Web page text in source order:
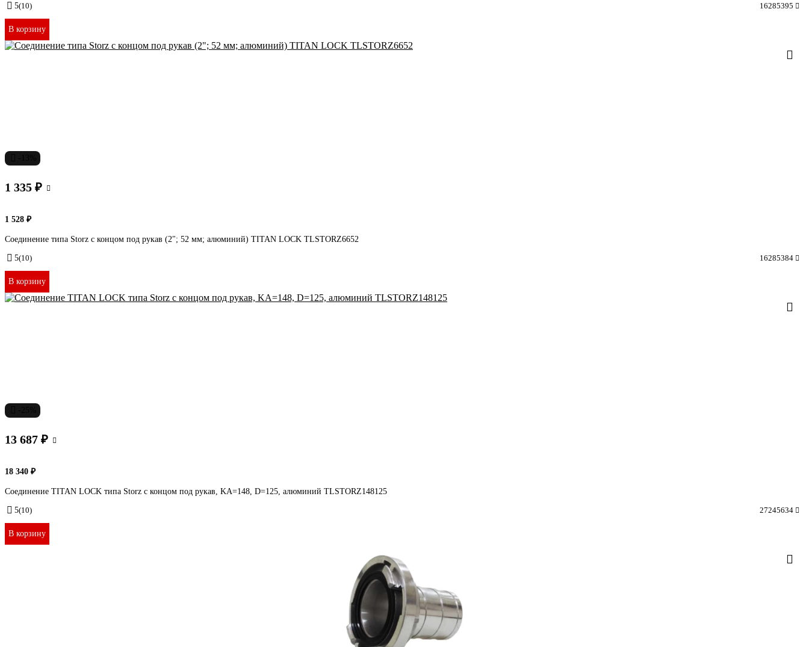
5(10) 16285395
В корзину
1 335 ₽
1 528 ₽
Cоединение типа Storz с концом под рукав (2"; 52 мм; алюминий) TITAN LOCK TLSTORZ6652
5(10) 16285384
В корзину
13 687 ₽
18 340 ₽
Соединение TITAN LOCK типа Storz с концом под рукав, KA=148, D=125, алюминий TLSTORZ148125
5(10) 27245634
В корзину